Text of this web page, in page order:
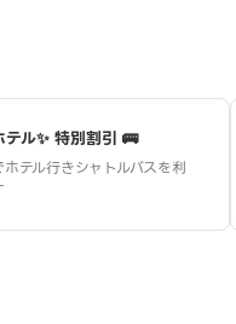
ル✨ 特別割引 🚌
テル行きシャトルバスを利